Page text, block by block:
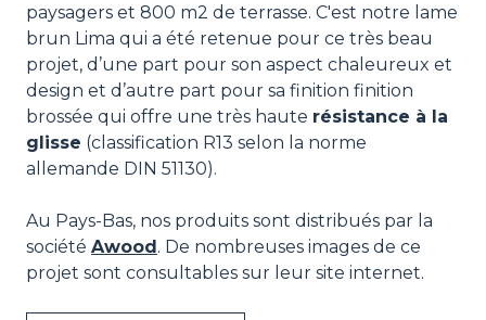
paysagers et 800 m2 de terrasse. C'est notre lame
brun Lima qui a été retenue pour ce très beau
projet, d’une part pour son aspect chaleureux et
design et d’autre part pour sa finition finition
brossée qui offre une très haute résistance à la
glisse (classification R13 selon la norme
allemande DIN 51130).
Au Pays-Bas, nos produits sont distribués par la
société Awood. De nombreuses images de ce
projet sont consultables sur leur site internet.